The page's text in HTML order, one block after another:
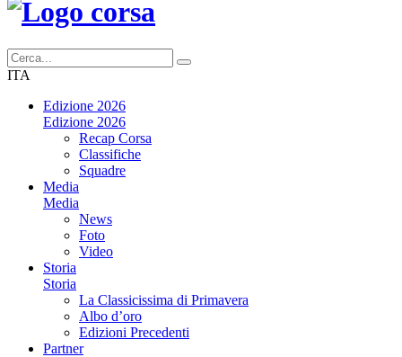
ITA
Edizione 2026
Edizione 2026
Recap Corsa
Classifiche
Squadre
Media
Media
News
Foto
Video
Storia
Storia
La Classicissima di Primavera
Albo d’oro
Edizioni Precedenti
Partner